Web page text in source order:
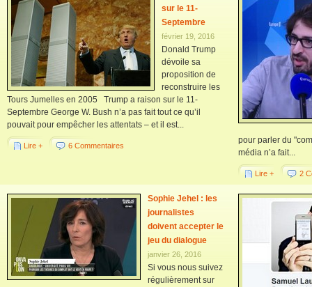
sur le 11-
Septembre
février 19, 2016
Donald Trump
dévoile sa
proposition de
reconstruire les
Tours Jumelles en 2005 Trump a raison sur le 11-
Septembre George W. Bush n’a pas fait tout ce qu’il
pouvait pour empêcher les attentats – et il est...
Lire + 6 Commentaires
pour parler du
média n’a fait...
Lire + 2
Sophie Jehel : les
journalistes
doivent accepter le
jeu du dialogue
janvier 26, 2016
Si vous nous suivez
régulièrement sur